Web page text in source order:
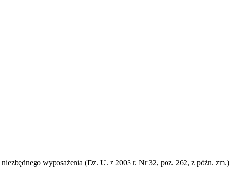
wyposażenia (Dz. U. z 2003 r. Nr 32, poz. 262, z późn. zm.)